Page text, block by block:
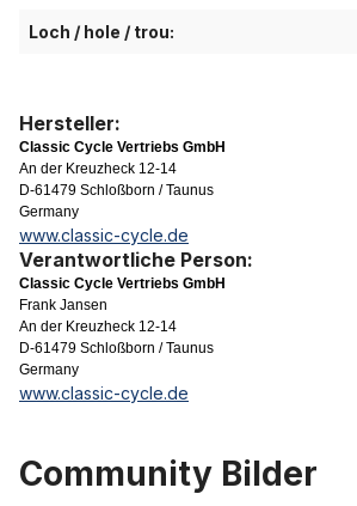
Loch / hole / trou:
Hersteller:
Classic Cycle Vertriebs GmbH
An der Kreuzheck 12-14
D-61479 Schloßborn / Taunus
Germany
www.classic-cycle.de
Verantwortliche Person:
Classic Cycle Vertriebs GmbH
Frank Jansen
An der Kreuzheck 12-14
D-61479 Schloßborn / Taunus
Germany
www.classic-cycle.de
Community Bilder